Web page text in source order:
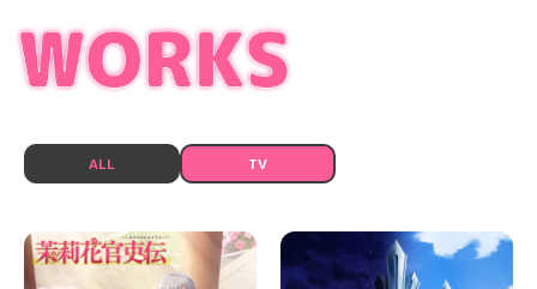
ALL TV